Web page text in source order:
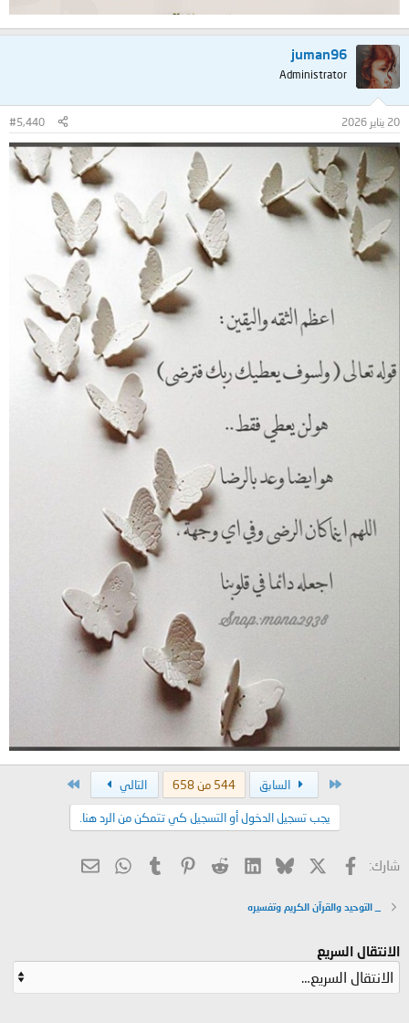
juman96
Administrator
20 يناير 2026 #5,440
السابق 544 من 658 التالي
يجب تسجيل الدخول أو التسجيل كي تتمكن من الرد هنا.
شارك: فيسبوك Bluesky
LinkedIn
Reddit
Pinterest
Tumblr
WhatsApp
البريد
_ التوحيد والقرآن الكريم وتفسيره
الانتقال السريع